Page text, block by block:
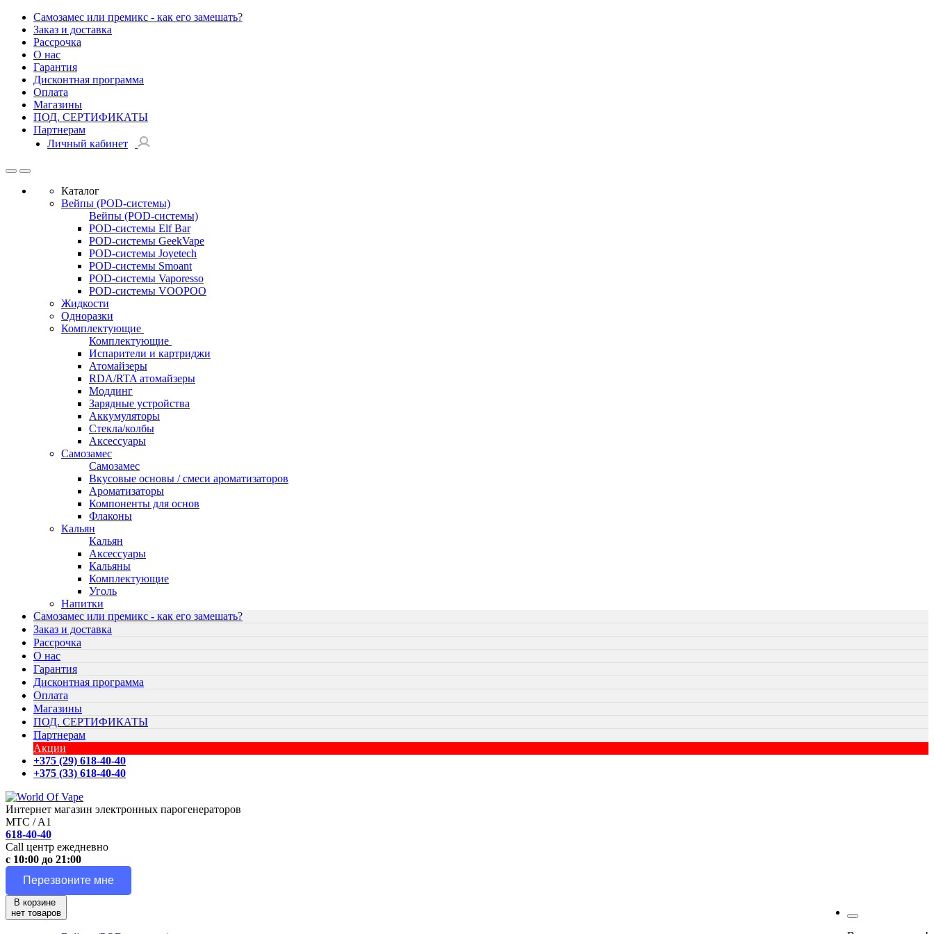
Самозамес или премикс - как его замешать?
Заказ и доставка
Рассрочка
О нас
Гарантия
Дисконтная программа
Оплата
Магазины
ПОД. СЕРТИФИКАТЫ
Партнерам
Личный кабинет
Каталог
Вейпы (POD-системы)
Вейпы (POD-системы)
POD-системы Elf Bar
POD-системы GeekVape
POD-системы Joyetech
POD-системы Smoant
POD-системы Vaporesso
POD-системы VOOPOO
Жидкости
Одноразки
Комплектующие
Комплектующие
Испарители и картриджи
Атомайзеры
RDA/RTA атомайзеры
Моддинг
Зарядные устройства
Аккумуляторы
Стекла/колбы
Аксессуары
Самозамес
Самозамес
Вкусовые основы / смеси ароматизаторов
Ароматизаторы
Компоненты для основ
Флаконы
Кальян
Кальян
Аксессуары
Кальяны
Комплектующие
Уголь
Напитки
Самозамес или премикс - как его замешать?
Заказ и доставка
Рассрочка
О нас
Гарантия
Дисконтная программа
Оплата
Магазины
ПОД. СЕРТИФИКАТЫ
Партнерам
Акции
+375 (29) 618-40-40
+375 (33) 618-40-40
Интернет магазин электронных парогенераторов
MTC / A1
618-40-40
Call центр ежедневно
с 10:00 до 21:00
Перезвоните мне
В корзине
нет товаров